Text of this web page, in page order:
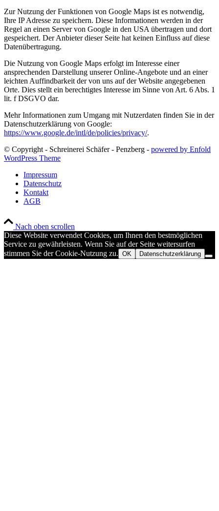
Zur Nutzung der Funktionen von Google Maps ist es notwendig,
Ihre IP Adresse zu speichern. Diese Informationen werden in der
Regel an einen Server von Google in den USA übertragen und dort
gespeichert. Der Anbieter dieser Seite hat keinen Einfluss auf diese
Datenübertragung.
Die Nutzung von Google Maps erfolgt im Interesse einer
ansprechenden Darstellung unserer Online-Angebote und an einer
leichten Auffindbarkeit der von uns auf der Website angegebenen
Orte. Dies stellt ein berechtigtes Interesse im Sinne von Art. 6 Abs. 1
lit. f DSGVO dar.
Mehr Informationen zum Umgang mit Nutzerdaten finden Sie in der
Datenschutzerklärung von Google:
https://www.google.de/intl/de/policies/privacy/.
© Copyright - Schreinerei Schäfer - Penzberg - powered by Enfold
WordPress Theme
Impressum
Datenschutz
Kontakt
AGB
Nach oben scrollen
Diese Website verwendet Cookies, um Ihnen den bestmöglichen
Service zu gewährleisten. Wenn Sie auf der Seite weitersurfen
stimmen Sie der Cookie-Nutzung zu. OK Datenschutzerklärung